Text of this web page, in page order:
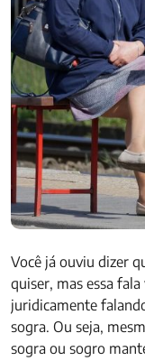
Você já ouviu dizer
quiser, mas essa
juridicamente
sogra. Ou seja,
sogra ou sogro